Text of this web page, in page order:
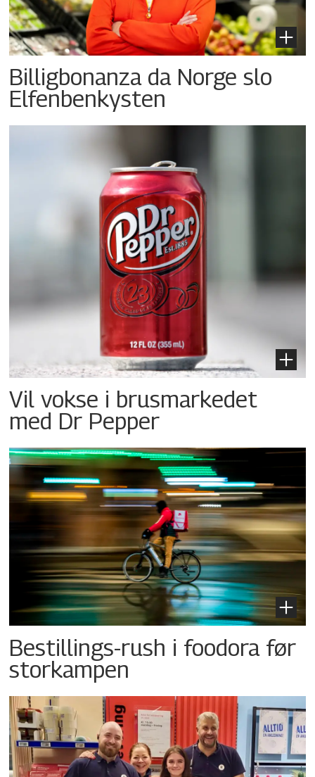
Billigbonanza da Norge slo
Elfenbenkysten
Vil vokse i brusmarkedet
med Dr Pepper
Bestillings-rush i foodora før
storkampen